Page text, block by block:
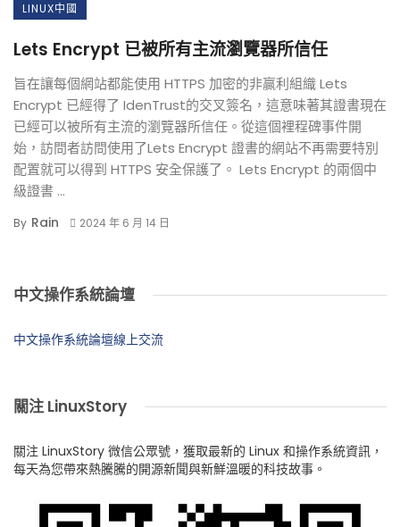
LINUX中國
Lets Encrypt 已被所有主流瀏覽器所信任
旨在讓每個網站都能使用 HTTPS 加密的非贏利組織 Lets
Encrypt 已經得了 IdenTrust的交叉簽名，這意味著其證書現在
已經可以被所有主流的瀏覽器所信任。從這個裡程碑事件開
始，訪問者訪問使用了Lets Encrypt 證書的網站不再需要特別
配置就可以得到 HTTPS 安全保護了。 Lets Encrypt 的兩個中
級證書 ...
By Rain 2024 年 6 月 14 日
中文操作系統論壇
中文操作系統論壇線上交流
關注 LinuxStory
關注 LinuxStory 微信公眾號，獲取最新的 Linux 和操作系統資訊，
每天為您帶來熱騰騰的開源新聞與新鮮溫暖的科技故事。